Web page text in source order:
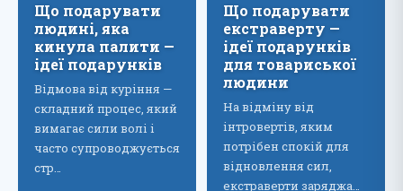
Що подарувати
людині, яка
кинула палити —
ідеї подарунків
Відмова від куріння —
складний процес, який
вимагає сили волі і
часто супроводжується
стр…
Що подарувати
екстраверту —
ідеї подарунків
для товариської
людини
На відміну від
інтровертів, яким
потрібен спокій для
відновлення сил,
екстраверти заряджа…